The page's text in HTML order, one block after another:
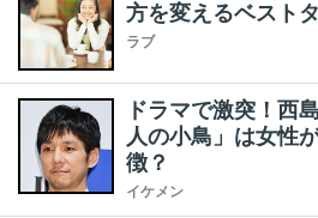
方を変えるベスト
ラブ
ドラマで激突！西
人の小鳥」は女性
徴？
イケメン